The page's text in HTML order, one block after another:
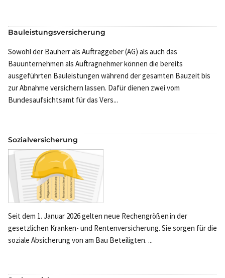
Bauleistungsversicherung
Sowohl der Bauherr als Auftraggeber (AG) als auch das
Bauunternehmen als Auftragnehmer können die bereits
ausgeführten Bauleistungen während der gesamten Bauzeit bis
zur Abnahme versichern lassen. Dafür dienen zwei vom
Bundesaufsichtsamt für das Vers...
Sozialversicherung
Seit dem 1. Januar 2026 gelten neue Rechengrößen in der
gesetzlichen Kranken- und Rentenversicherung. Sie sorgen für die
soziale Absicherung von am Bau Beteiligten. ...